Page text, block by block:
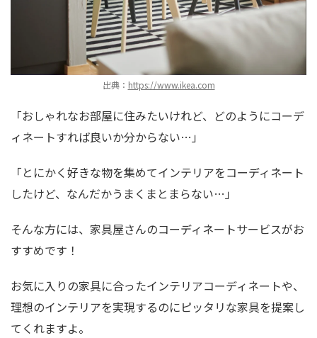
出典： https://www.ikea.com
「おしゃれなお部屋に住みたいけれど、どのようにコーデ
ィネートすれば良いか分からない…」
「とにかく好きな物を集めてインテリアをコーディネート
したけど、なんだかうまくまとまらない…」
そんな方には、家具屋さんのコーディネートサービスがお
すすめです！
お気に入りの家具に合ったインテリアコーディネートや、
理想のインテリアを実現するのにピッタリな家具を提案し
てくれますよ。